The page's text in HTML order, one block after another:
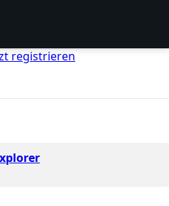
registrieren